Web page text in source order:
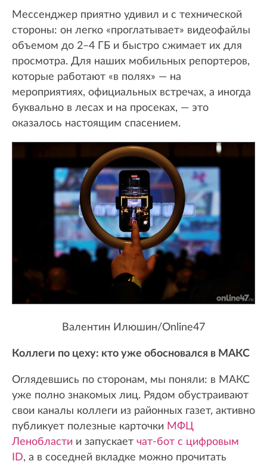
Мессенджер приятно удивил и с технической
стороны: он легко «проглатывает» видеофайлы
объемом до 2–4 ГБ и быстро сжимает их для
просмотра. Для наших мобильных репортеров,
которые работают «в полях» — на
мероприятиях, официальных встречах, а иногда
буквально в лесах и на просеках, — это
оказалось настоящим спасением.
Валентин Илюшин/Online47
Коллеги по цеху: кто уже обосновался в МАКС
Оглядевшись по сторонам, мы поняли: в МАКС
уже полно знакомых лиц. Рядом обустраивают
свои каналы коллеги из районных газет, активно
публикует полезные карточки МФЦ
Ленобласти и запускает чат-бот с цифровым
ID, а в соседней вкладке можно прочитать